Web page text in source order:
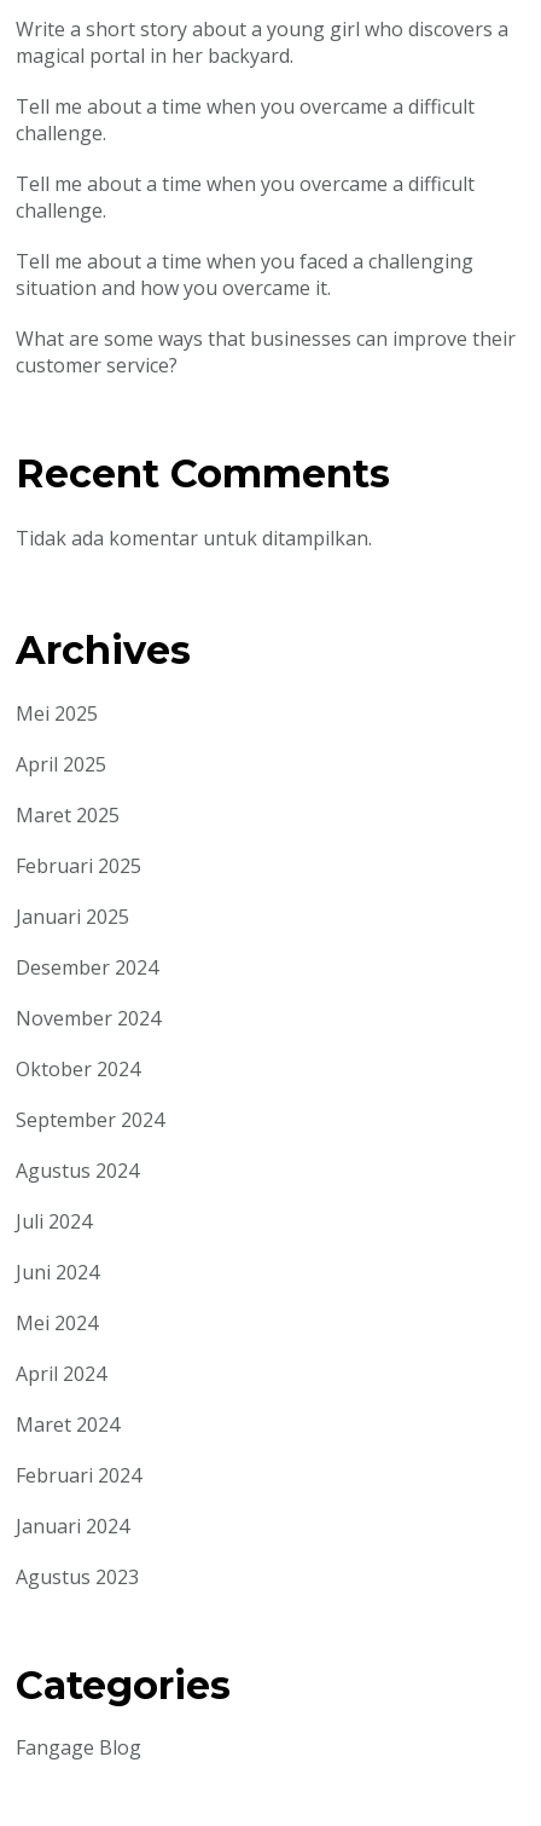
Write a short story about a young girl who discovers a
magical portal in her backyard.
Tell me about a time when you overcame a difficult
challenge.
Tell me about a time when you overcame a difficult
challenge.
Tell me about a time when you faced a challenging
situation and how you overcame it.
What are some ways that businesses can improve their
customer service?
Recent Comments
Tidak ada komentar untuk ditampilkan.
Archives
Mei 2025
April 2025
Maret 2025
Februari 2025
Januari 2025
Desember 2024
November 2024
Oktober 2024
September 2024
Agustus 2024
Juli 2024
Juni 2024
Mei 2024
April 2024
Maret 2024
Februari 2024
Januari 2024
Agustus 2023
Categories
Fangage Blog